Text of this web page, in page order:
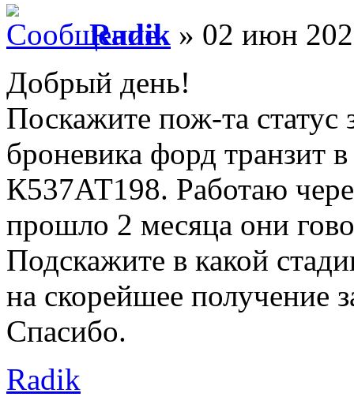
Radik » 02 июн
Добрый день!
Поскажите пож-та статус
броневика форд транзит
К537АТ198. Работаю
прошло 2 месяца они
Подскажите в какой
на скорейшее получение
Спасибо.
Radik